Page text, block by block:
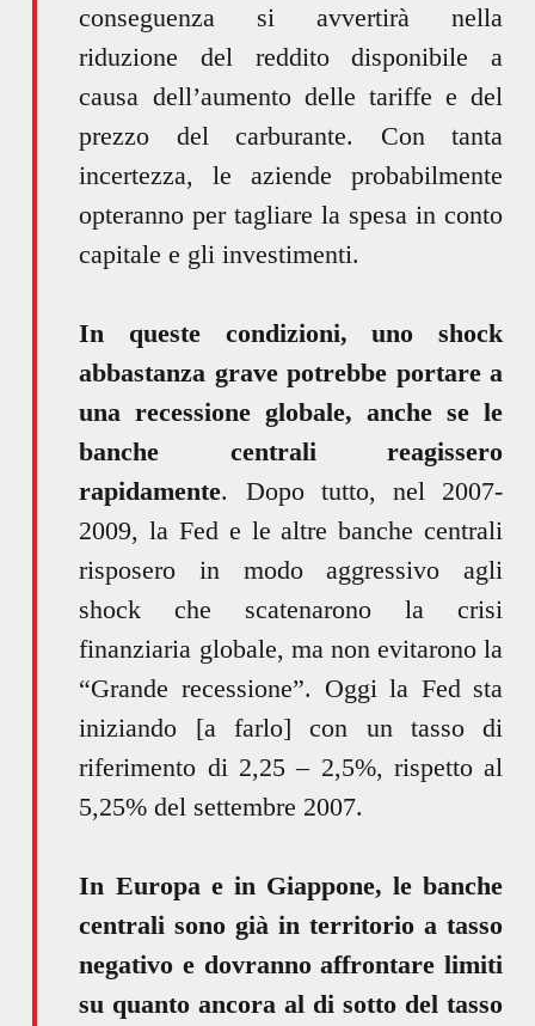
conseguenza si avvertirà nella
riduzione del reddito disponibile a
causa dell’aumento delle tariffe e del
prezzo del carburante. Con tanta
incertezza, le aziende probabilmente
opteranno per tagliare la spesa in conto
capitale e gli investimenti.
In queste condizioni, uno shock
abbastanza grave potrebbe portare a
una recessione globale, anche se le
banche centrali reagissero
rapidamente. Dopo tutto, nel 2007-
2009, la Fed e le altre banche centrali
risposero in modo aggressivo agli
shock che scatenarono la crisi
finanziaria globale, ma non evitarono la
“Grande recessione”. Oggi la Fed sta
iniziando [a farlo] con un tasso di
riferimento di 2,25 – 2,5%, rispetto al
5,25% del settembre 2007.
In Europa e in Giappone, le banche
centrali sono già in territorio a tasso
negativo e dovranno affrontare limiti
su quanto ancora al di sotto del tasso